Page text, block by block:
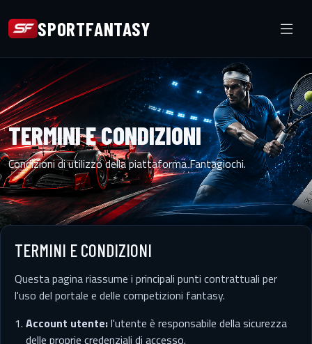
SPORTFANTASY
TERMINI E CONDIZIONI
Condizioni di utilizzo della piattaforma Fantagiochi.
TERMINI E CONDIZIONI
Questa pagina riassume i principali punti contrattuali per
l'uso del portale e delle competizioni fantasy.
Account utente:l'utente è responsabile della sicurezza
delle proprie credenziali di accesso.